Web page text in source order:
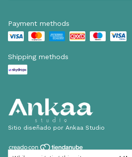
Payment methods
Shipping methods
Sitio diseñado por Ankaa Studio